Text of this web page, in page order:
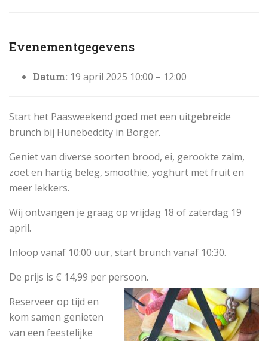
Evenementgegevens
Datum: 19 april 2025 10:00 – 12:00
Start het Paasweekend goed met een uitgebreide
brunch bij Hunebedcity in Borger.
Geniet van diverse soorten brood, ei, gerookte zalm,
zoet en hartig beleg, smoothie, yoghurt met fruit en
meer lekkers.
Wij ontvangen je graag op vrijdag 18 of zaterdag 19
april.
Inloop vanaf 10:00 uur, start brunch vanaf 10:30.
De prijs is € 14,99 per persoon.
Reserveer op tijd en
kom samen genieten
van een feestelijke